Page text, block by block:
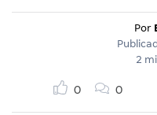
Por
2
0 0